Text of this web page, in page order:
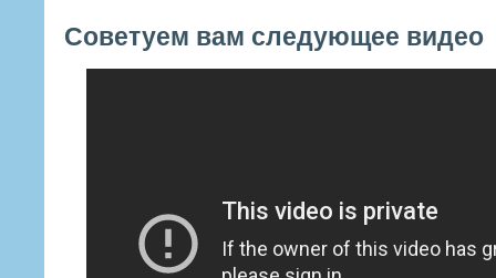
Советуем вам следующее видео